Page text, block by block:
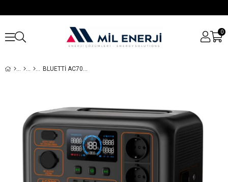
0
BLUETTI AC70P TAŞINABILIR GÜÇ KAYNAĞI │ 864WH KAPASITE - 1000W İNVERTER ÇIKIŞI